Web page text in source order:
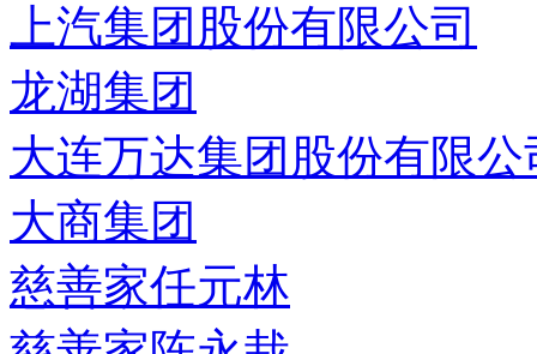
上汽集团股份有限公司
龙湖集团
大连万达集团股份有限公
大商集团
慈善家任元林